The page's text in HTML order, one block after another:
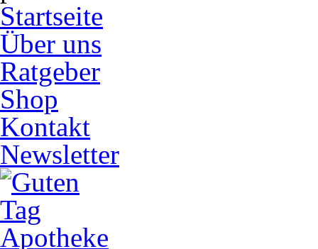
Startseite
Über uns
Ratgeber
Shop
Kontakt
Newsletter